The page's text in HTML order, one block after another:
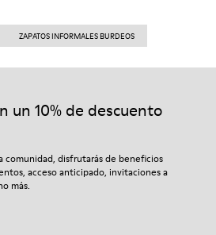
ZAPATOS INFORMALES BURDEOS
un 10% de descuento
comunidad, disfrutarás de beneficios
acceso anticipado, invitaciones a
más.